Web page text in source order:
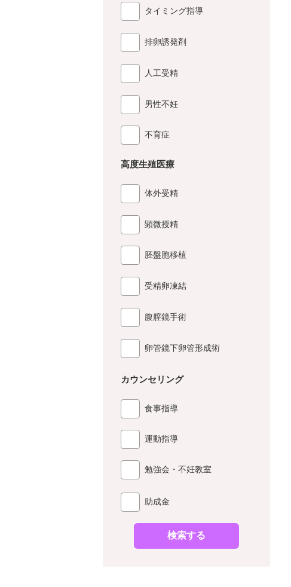
タイミング指導
排卵誘発剤
人工受精
男性不妊
不育症
高度生殖医療
体外受精
顕微授精
胚盤胞移植
受精卵凍結
腹膣鏡手術
卵管鏡下卵管形成術
カウンセリング
食事指導
運動指導
勉強会・不妊教室
助成金
検索する